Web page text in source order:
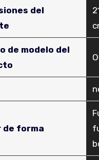
del
de modelo del
de forma